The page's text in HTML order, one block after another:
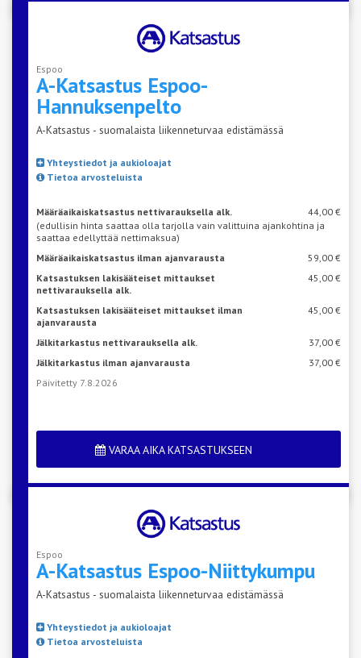
Espoo
A-Katsastus Espoo-
Hannuksenpelto
A-Katsastus - suomalaista liikenneturvaa edistämässä
Yhteystiedot ja aukioloajat
Tietoa arvosteluista
Määräaikaiskatsastus nettivarauksella alk.
44,00 €
(edullisin hinta saattaa olla tarjolla vain valittuina ajankohtina ja
saattaa edellyttää nettimaksua)
Määräaikaiskatsastus ilman ajanvarausta
59,00 €
Katsastuksen lakisääteiset mittaukset
nettivarauksella alk.
45,00 €
Katsastuksen lakisääteiset mittaukset ilman
ajanvarausta
45,00 €
Jälkitarkastus nettivarauksella alk.
37,00 €
Jälkitarkastus ilman ajanvarausta
37,00 €
Päivitetty 7.8.2026
VARAA AIKA KATSASTUKSEEN
Espoo
A-Katsastus Espoo-Niittykumpu
A-Katsastus - suomalaista liikenneturvaa edistämässä
Yhteystiedot ja aukioloajat
Tietoa arvosteluista